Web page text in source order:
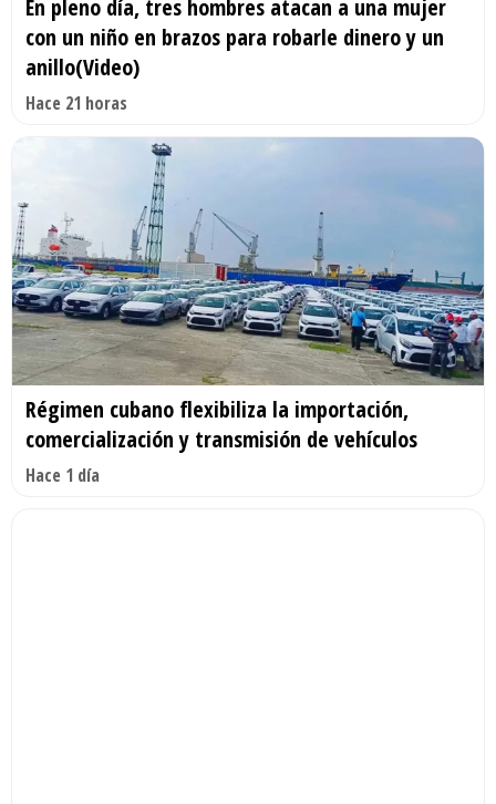
En pleno día, tres hombres atacan a una mujer
con un niño en brazos para robarle dinero y un
anillo(Video)
Hace 21 horas
Régimen cubano flexibiliza la importación,
comercialización y transmisión de vehículos
Hace 1 día